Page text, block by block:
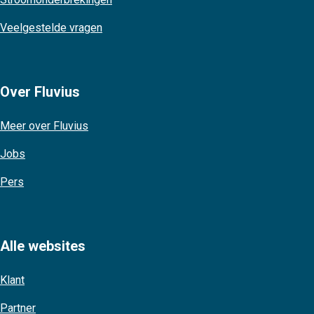
DOCKX
POLLET
BVBA PERNEEL
BVBA VAN EYKEN
Veelgestelde vragen
Over Fluvius
Meer over Fluvius
Jobs
Pers
Alle websites
Klant
Partner